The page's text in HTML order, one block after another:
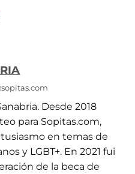
Desde 2018
para Sopitas.com,
en temas de
y LGBT+. En 2021 fui
de la beca de